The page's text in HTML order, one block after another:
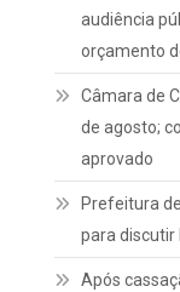
audiência
orçamento
Câmara de
de agosto;
aprovado
Prefeitura
para discutir
Após